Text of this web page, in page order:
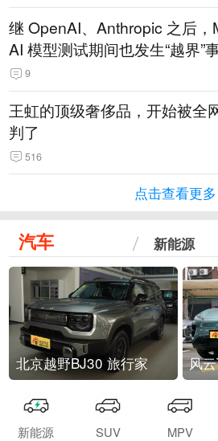
继 OpenAI、Anthropic 之后，
AI 模型测试期间也发生“越界”
9
王虹的顶级奢侈品，开始被全
判了
516
点击查看更多
汽车 新能源
北京越野BJ30 旅行家 风
新能源 SUV MPV